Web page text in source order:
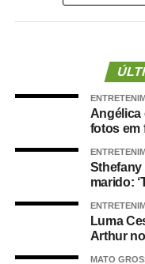
A lei proíbe o uso
não seja relativo ao
Com origem no
, de autoria
ano, com parecer
Agência Senado
citação da Agência
Angélica
fotos em
Sthefany
marido:
Luma
Arthur
MATO